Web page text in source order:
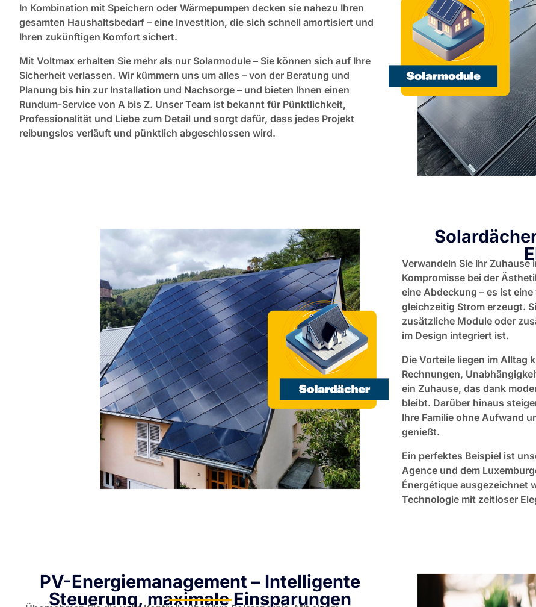
In Kombination mit Speichern oder Wärmepumpen decken sie nahezu Ihren
gesamten Haushaltsbedarf – eine Investition, die sich schnell amortisiert und
Ihren zukünftigen Komfort sichert.
Mit Voltmax erhalten Sie mehr als nur Solarmodule – Sie können sich auf Ihre
Sicherheit verlassen. Wir kümmern uns um alles – von der Beratung und
Planung bis hin zur Installation und Nachsorge – und bieten Ihnen einen
Rundum-Service von A bis Z. Unser Team ist bekannt für Pünktlichkeit,
Professionalität und Liebe zum Detail und sorgt dafür, dass jedes Projekt
reibungslos verläuft und pünktlich abgeschlossen wird.
Verwandeln Sie Ihr Zuhause
Kompromisse bei der
eine Abdeckung – es ist
gleichzeitig Strom erzeugt.
zusätzliche Module oder
im Design integriert ist.
Die Vorteile liegen im Alltag
Rechnungen,
ein Zuhause, das dank
bleibt. Darüber hinaus
Ihre Familie ohne Aufwand
genießt.
Ein perfektes Beispiel ist
Agence und dem
Énergétique ausgezeichnet
Technologie mit zeitloser
PV-Energiemanagement – ​​Intelligente
Steuerung, maximale Einsparungen